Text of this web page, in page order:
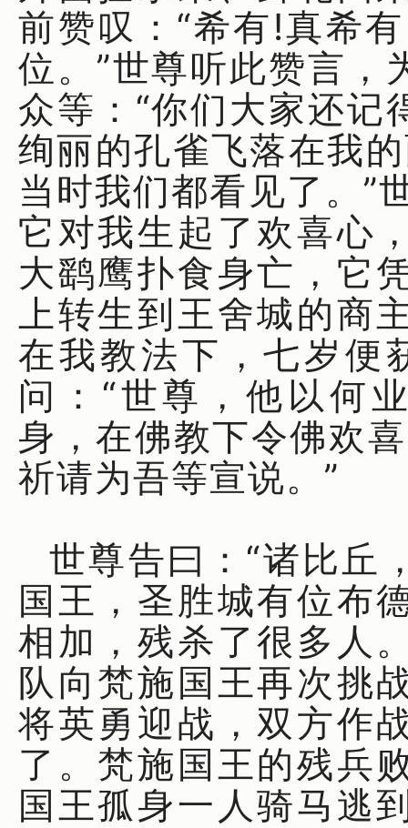
前赞叹：“希有!真希
位。”世尊听此赞言，
众等：“你们大家还记
绚丽的孔雀飞落在我
当时我们都看见了。”
它对我生起了欢喜心
大鹞鹰扑食身亡，它
上转生到王舍城的商
在我教法下，七岁便
问：“世尊，他以何
身，在佛教下令佛欢
祈请为吾等宣说。”
世尊告曰：“诸比丘
国王，圣胜城有位布
相加，残杀了很多人
队向梵施国王再次挑
将英勇迎战，双方作
了。梵施国王的残兵
国王孤身一人骑马逃